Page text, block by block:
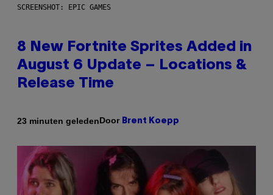
SCREENSHOT: EPIC GAMES
8 New Fortnite Sprites Added in
August 6 Update – Locations &
Release Time
23 minuten geledenDoor Brent Koepp